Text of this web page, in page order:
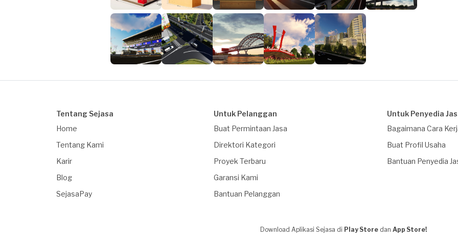
Tentang Sejasa
Home
Tentang Kami
Karir
Blog
SejasaPay
Untuk Pelanggan
Buat Permintaan Jasa
Direktori Kategori
Proyek Terbaru
Garansi Kami
Bantuan Pelanggan
Untuk Penyedia
Bagaimana Cara
Buat Profil Usaha
Bantuan Penyedia
Download Aplikasi Sejasa di Play Store dan App Store!